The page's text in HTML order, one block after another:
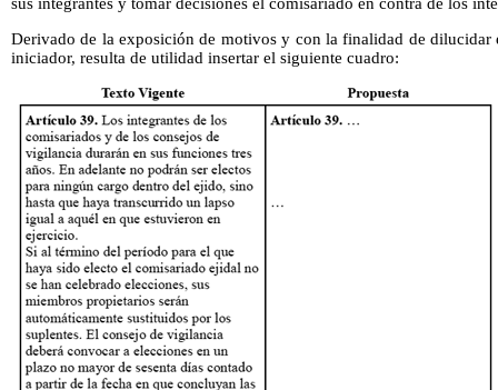
Derivado de la exposición de motivos y con la finalidad de dilucidar
iniciador, resulta de utilidad insertar el siguiente cuadro: